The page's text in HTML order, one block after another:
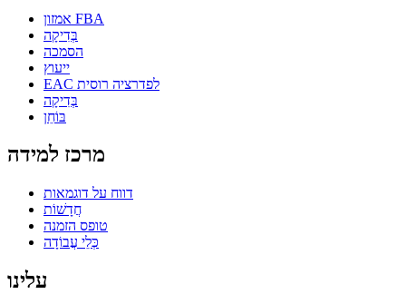
אמזון FBA
בְּדִיקָה
הסמכה
ייעוץ
EAC לפדרציה רוסית
בְּדִיקָה
בּוֹחֵן
מרכז למידה
דווח על דוגמאות
חֲדָשׁוֹת
טופס הזמנה
כְּלֵי עֲבוֹדָה
עלינו